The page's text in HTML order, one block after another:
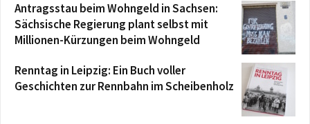
Antragsstau beim Wohngeld in Sachsen:
Sächsische Regierung plant selbst mit
Millionen-Kürzungen beim Wohngeld
Renntag in Leipzig: Ein Buch voller
Geschichten zur Rennbahn im Scheibenholz